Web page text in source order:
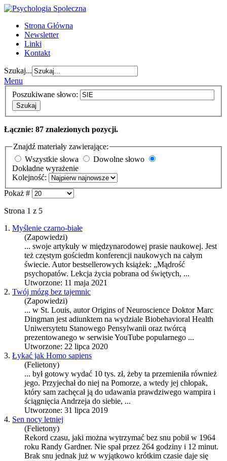
Strona Główna
Newsletter
Linki
Kontakt
Szukaj...
Menu
Poszukiwane słowo:
Szukaj
Łącznie: 87 znalezionych pozycji.
Znajdź materiały zawierające:
Wszystkie słowa
Dowolne słowo
Dokładne wyrażenie
Kolejność:
Pokaż #
Strona 1 z 5
1. Myślenie czarno-białe
(Zapowiedzi)
... swoje artykuły w międzynarodowej prasie naukowej. Jest
też częstym gościedm konferencji naukowych na całym
świecie. Autor bestsellerowych książek: „Mądrość
psychopatów. Lekcja życia pobrana od świętych, ...
Utworzone: 11 maja 2021
2. Twój mózg bez tajemnic
(Zapowiedzi)
... w St. Louis, autor Origins of Neuroscience Doktor Marc
Dingman jest adiunktem na wydziale Biobehavioral Health
Uniwersytetu Stanowego Pensylwanii oraz twórcą
prezentowanego w serwisieYouTube popularnego ...
Utworzone: 22 lipca 2020
3. Łykać jak Homo sapiens
(Felietony)
... był gotowy wydać 10 tys. zł, żeby ta przemieniła również
jego. Przyjechał do niej na Pomorze, a wtedy jej chłopak,
który sam zachęcał ją do udawania prawdziwego wampira i
ściągnięcia Andrzeja do siebie, ...
Utworzone: 31 lipca 2019
4. Sen nocy letniej
(Felietony)
Rekord czasu, jaki można wytrzymać bez snu pobił w 1964
roku Randy Gardner. Nie spał przez 264 godziny i 12 minut.
Brak snu jednak już w wyjątkowo krótkim czasie daje się